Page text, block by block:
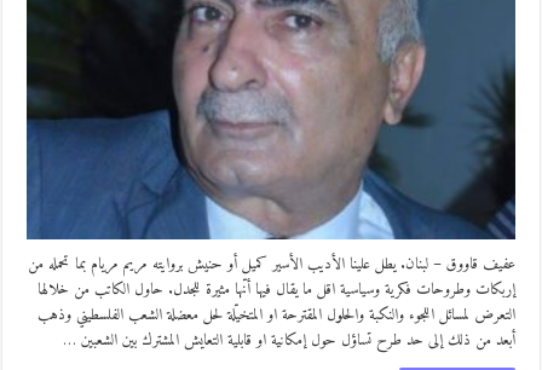
عفيف قاووق – لبنان. يطل علينا الأديب الأسير كميل أو حنيش بروايته مريم مريام بما تحمله من
إربكات وطروحات فكرية وسياسية اقل ما يقال فيها أنّها مثيرة للجدل. حاول الكاتب من خلالها
التعرض لمسائل اللجوء والنكبة والحلول المقترحة او المتخيّلة لحل معضلة الشعب الفلسطيني وذهب
أبعد من ذلك إلى حد طرح تساؤل حول إمكانية او قابلية التعايش المشترك بين الشعبين …